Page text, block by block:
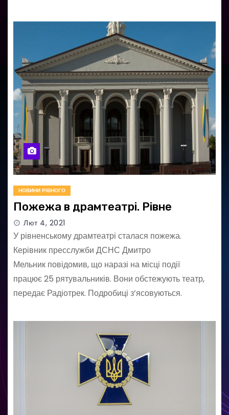
НОВИНИ РІВНОГО
Пожежа в драмтеатрі. Рівне
Лют 4, 2021
У рівненському драмтеатрі сталася пожежа.
Керівник пресслужби ДСНС Дмитро
Мельник повідомив, що наразі на місці події
працює 25 рятувальників. Вони обстежують театр,
передає Радіотрек. Подробиці з’ясовуються.